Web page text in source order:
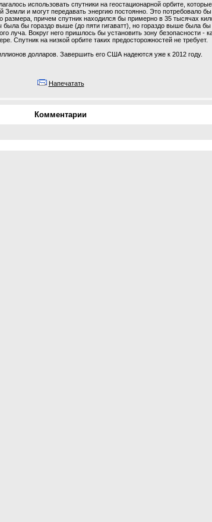
использовать спутники на геостационарной орбите, которые
Земли и могут передавать энергию постоянно. Это потребовало бы
размера, причем спутник находился бы примерно в 35 тысячах
бы гораздо выше (до пяти гигаватт), но гораздо выше была бы
луча. Вокруг него пришлось бы установить зону безопасности -
Спутник на низкой орбите таких предосторожностей не требует.
долларов. Завершить его США надеются уже к 2012 году.
Напечатать
Комментарии